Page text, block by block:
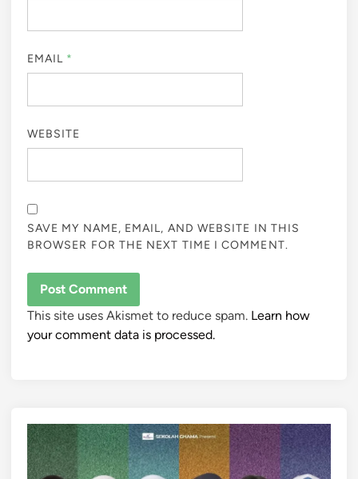
EMAIL *
WEBSITE
SAVE MY NAME, EMAIL, AND WEBSITE IN THIS
BROWSER FOR THE NEXT TIME I COMMENT.
This site uses Akismet to reduce spam. Learn how
your comment data is processed.